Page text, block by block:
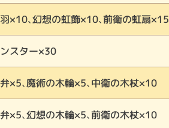
×10、幻想の虹飾×10、前衛の虹扇×15
スター×30
×5、魔術の木輪×5、中衛の木杖×10
×5、幻想の木輪×5、前衛の木杖×10